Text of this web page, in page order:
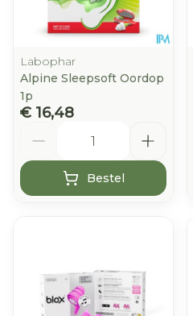
Labophar
Alpine Sleepsoft Oordop
1p
€ 16,48
Bestel